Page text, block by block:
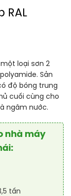
RAL
một loại sơn 2
Sản
độ bóng trung
cuối cùng cho
ngâm nước.
nhà máy
tấn